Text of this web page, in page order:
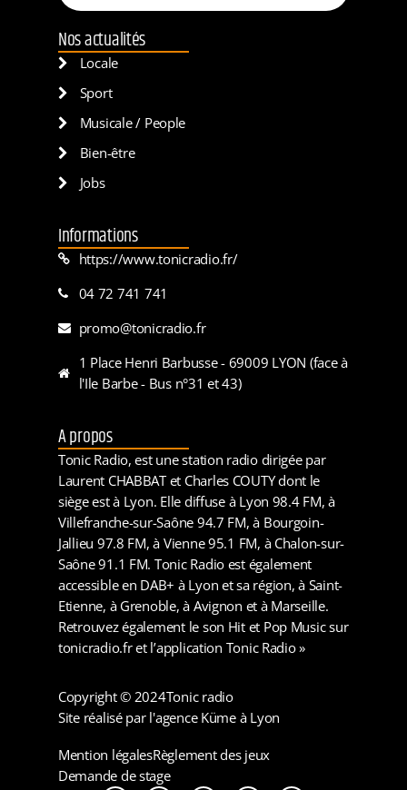
Nos actualités
Locale
Sport
Musicale / People
Bien-être
Jobs
Informations
https://www.tonicradio.fr/
04 72 741 741
promo@tonicradio.fr
1 Place Henri Barbusse - 69009 LYON (face à
l'Ile Barbe - Bus n°31 et 43)
A propos
Tonic Radio, est une station radio dirigée par
Laurent CHABBAT et Charles COUTY dont le
siège est à Lyon. Elle diffuse à Lyon 98.4 FM, à
Villefranche-sur-Saône 94.7 FM, à Bourgoin-
Jallieu 97.8 FM, à Vienne 95.1 FM, à Chalon-sur-
Saône 91.1 FM. Tonic Radio est également
accessible en DAB+ à Lyon et sa région, à Saint-
Etienne, à Grenoble, à Avignon et à Marseille.
Retrouvez également le son Hit et Pop Music sur
tonicradio.fr et l’application Tonic Radio »
Copyright © 2024Tonic radio
Site réalisé par l'agence Küme à Lyon
Mention légalesRèglement des jeux
Demande de stage